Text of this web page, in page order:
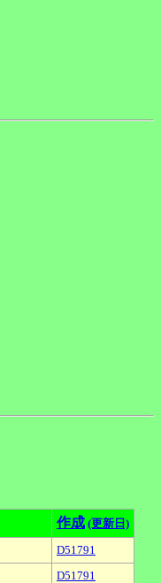
作成 (更新日)
D51791
D51791